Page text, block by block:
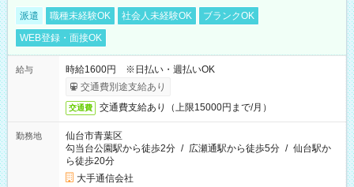
派遣 職種未経験OK 社会人未経験OK
ブランクOK
WEB登録・面接OK
給与
時給1600円 ※日払い・週払いOK
交通費別途支給あり
交通費 交通費支給あり（上限15000円まで/月）
勤務地
仙台市青葉区
勾当台公園駅から徒歩2分 / 広瀬通駅から徒歩5分 / 仙台駅か
ら徒歩20分
大手通信会社